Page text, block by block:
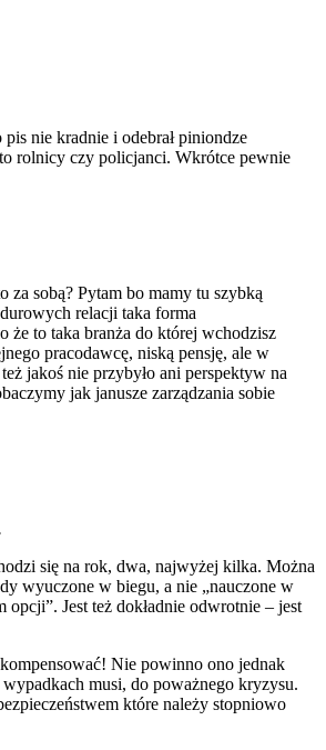
nie kradnie i odebrał piniondze
rolnicy czy policjanci. Wkrótce pewnie
sobą? Pytam bo mamy tu szybką
relacji taka forma
że to taka branża do której wchodzisz
pracodawcę, niską pensję, ale w
jakoś nie przybyło ani perspektyw na
jak janusze zarządzania sobie
się na rok, dwa, najwyżej kilka. Można
wyuczone w biegu, a nie „nauczone w
Jest też dokładnie odwrotnie – jest
Nie powinno ono jednak
musi, do poważnego kryzysu.
które należy stopniowo